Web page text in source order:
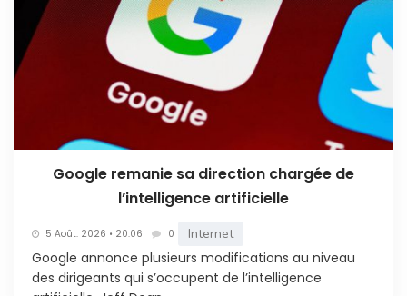
Google remanie sa direction chargée de
l’intelligence artificielle
5 Août. 2026 • 20:06 0 Internet
Google annonce plusieurs modifications au niveau
des dirigeants qui s’occupent de l’intelligence